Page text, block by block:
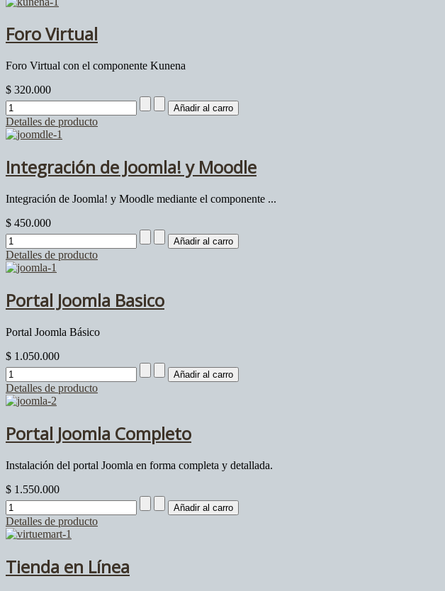
Foro Virtual
Foro Virtual con el componente Kunena
$ 320.000
Detalles de producto
Integración de Joomla! y Moodle
Integración de Joomla! y Moodle mediante el componente ...
$ 450.000
Detalles de producto
Portal Joomla Basico
Portal Joomla Básico
$ 1.050.000
Detalles de producto
Portal Joomla Completo
Instalación del portal Joomla en forma completa y detallada.
$ 1.550.000
Detalles de producto
Tienda en Línea